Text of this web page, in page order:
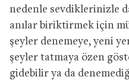
nedenle sevdiklerinizle
anılar biriktirmek için
şeyler denemeye, yeni
şeyler tatmaya özen
gidebilir ya da